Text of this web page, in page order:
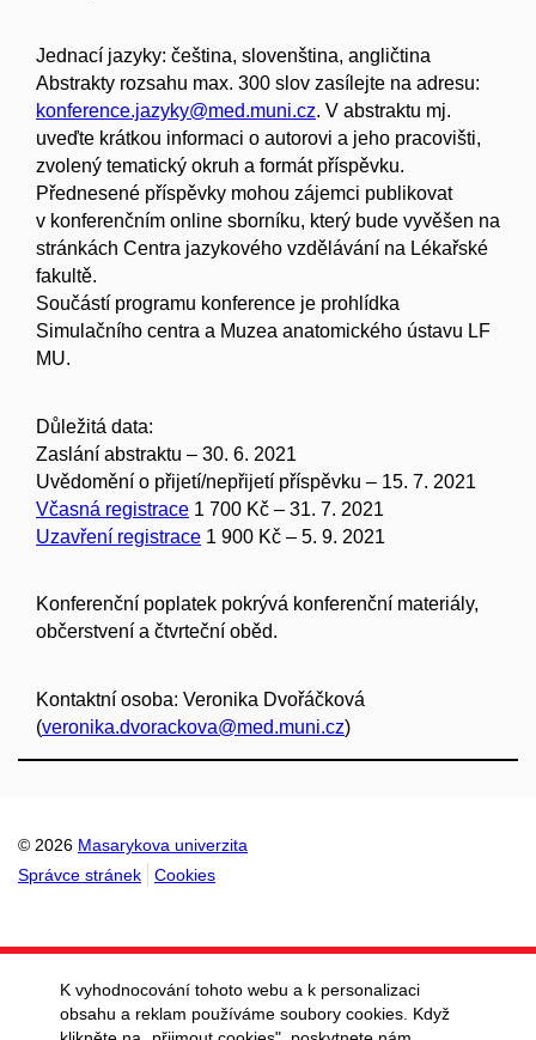
Jednací jazyky: čeština, slovenština, angličtina
Abstrakty rozsahu max. 300 slov zasílejte na adresu:
konference.jazyky@med.muni.cz. V abstraktu mj.
uveďte krátkou informaci o autorovi a jeho pracovišti,
zvolený tematický okruh a formát příspěvku.
Přednesené příspěvky mohou zájemci publikovat
v konferenčním online sborníku, který bude vyvěšen na
stránkách Centra jazykového vzdělávání na Lékařské
fakultě.
Součástí programu konference je prohlídka
Simulačního centra a Muzea anatomického ústavu LF
MU.
Důležitá data:
Zaslání abstraktu – 30. 6. 2021
Uvědomění o přijetí/nepřijetí příspěvku – 15. 7. 2021
Včasná registrace 1 700 Kč – 31. 7. 2021
Uzavření registrace 1 900 Kč – 5. 9. 2021
Konferenční poplatek pokrývá konferenční materiály,
občerstvení a čtvrteční oběd.
Kontaktní osoba: Veronika Dvořáčková
(veronika.dvorackova@med.muni.cz)
© 2026 Masarykova univerzita
Správce stránek
Cookies
K vyhodnocování tohoto webu a k personalizaci
obsahu a reklam používáme soubory cookies. Když